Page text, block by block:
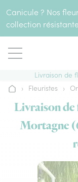
Canicule ? Nos
collection
Livraison de
Accueil
› Fleuristes ›
Livraison de
Mortagne